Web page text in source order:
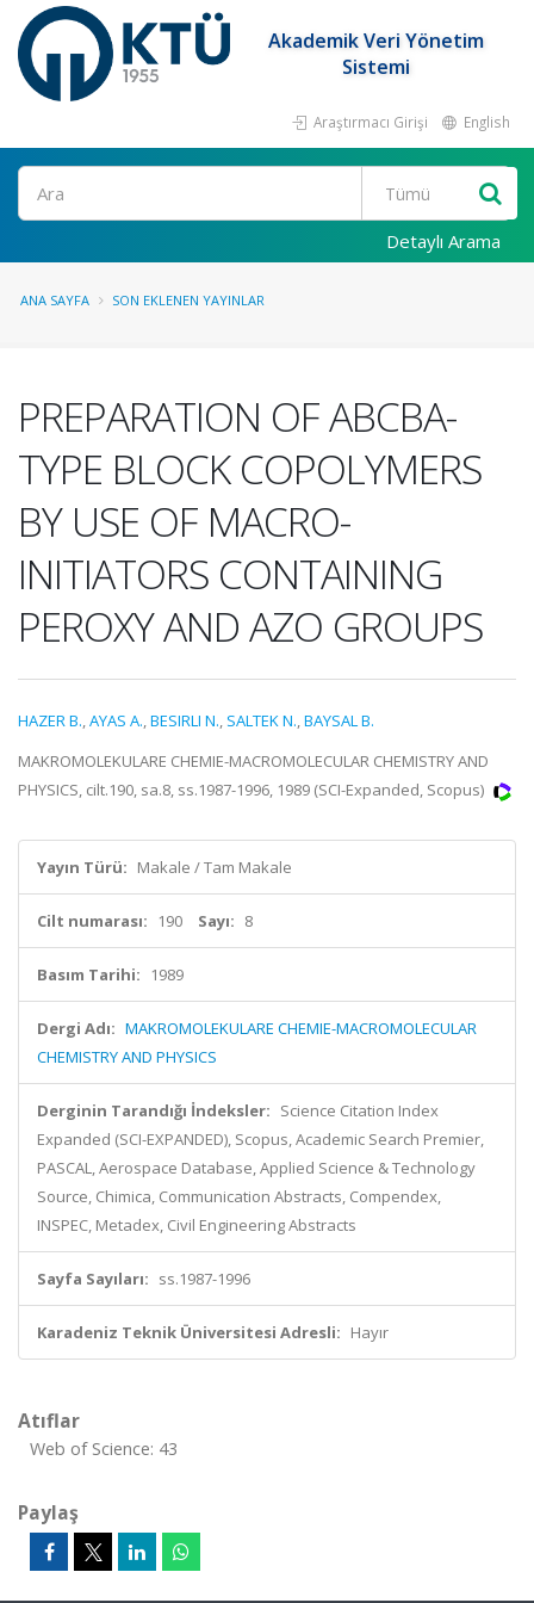
Akademik Veri Yönetim
Sistemi
Araştırmacı Girişi English
Ara
Detaylı Arama
ANA SAYFA SON EKLENEN YAYINLAR
PREPARATION OF ABCBA-
TYPE BLOCK COPOLYMERS
BY USE OF MACRO-
INITIATORS CONTAINING
PEROXY AND AZO GROUPS
HAZER B.,AYAS A.,BESIRLI N., SALTEK N.,BAYSAL B.
MAKROMOLEKULARE CHEMIE-MACROMOLECULAR CHEMISTRY AND
PHYSICS, cilt.190, sa.8, ss.1987-1996, 1989 (SCI-Expanded, Scopus)
Yayın Türü: Makale / Tam Makale
Cilt numarası: 190 Sayı: 8
Basım Tarihi: 1989
Dergi Adı: MAKROMOLEKULARE CHEMIE-MACROMOLECULAR
CHEMISTRY AND PHYSICS
Derginin Tarandığı İndeksler: Science Citation Index
Expanded (SCI-EXPANDED), Scopus, Academic Search Premier,
PASCAL, Aerospace Database, Applied Science & Technology
Source, Chimica, Communication Abstracts, Compendex,
INSPEC, Metadex, Civil Engineering Abstracts
Sayfa Sayıları: ss.1987-1996
Karadeniz Teknik Üniversitesi Adresli: Hayır
Atıflar
Web of Science: 43
Paylaş